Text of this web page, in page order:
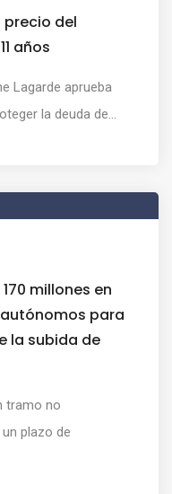
precio del
años
Lagarde aprueba
la deuda de...
millones en
para
la subida de
tramo no
plazo de